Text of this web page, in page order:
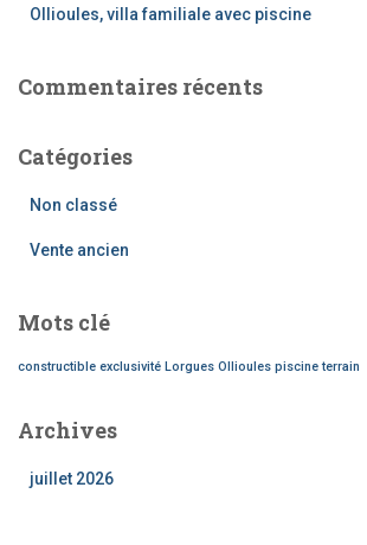
Ollioules, villa familiale avec piscine
Commentaires récents
Catégories
Non classé
Vente ancien
Mots clé
constructible exclusivité Lorgues Ollioules piscine terrain
Archives
juillet 2026